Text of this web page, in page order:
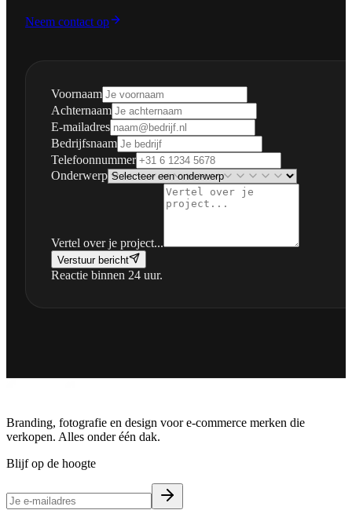
Neem contact op
Voornaam
Achternaam
E-mailadres
Bedrijfsnaam
Telefoonnummer
Onderwerp
Vertel over je project...
Verstuur bericht
Reactie binnen 24 uur.
Branding, fotografie en design voor e-commerce merken die
verkopen. Alles onder één dak.
Blijf op de hoogte